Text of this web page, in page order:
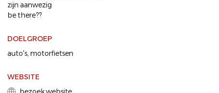
zijn aanwezig
be there??
DOELGROEP
auto's motorfietsen
WEBSITE